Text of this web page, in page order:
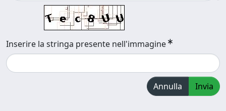
Inserire la stringa presente nell'immagine
Annulla Invia